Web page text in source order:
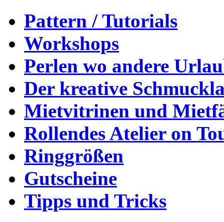
Pattern / Tutorials
Workshops
Perlen wo andere
Der kreative
Mietvitrinen und
Rollendes Atelier on
Ringgrößen
Gutscheine
Tipps und Tricks